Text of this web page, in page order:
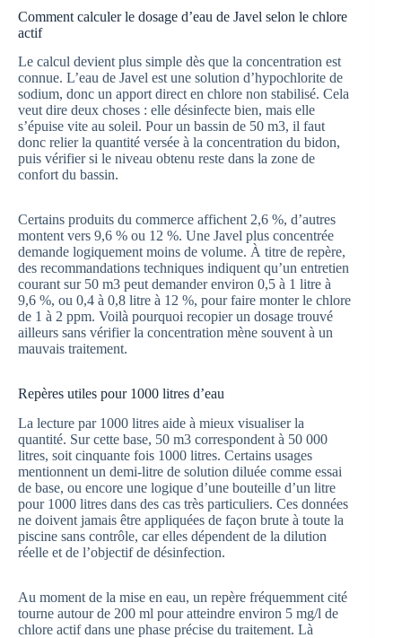
Comment calculer le dosage d’eau de Javel selon le chlore
actif
Le calcul devient plus simple dès que la concentration est
connue. L’eau de Javel est une solution d’hypochlorite de
sodium, donc un apport direct en chlore non stabilisé. Cela
veut dire deux choses : elle désinfecte bien, mais elle
s’épuise vite au soleil. Pour un bassin de 50 m3, il faut
donc relier la quantité versée à la concentration du bidon,
puis vérifier si le niveau obtenu reste dans la zone de
confort du bassin.
Certains produits du commerce affichent 2,6 %, d’autres
montent vers 9,6 % ou 12 %. Une Javel plus concentrée
demande logiquement moins de volume. À titre de repère,
des recommandations techniques indiquent qu’un entretien
courant sur 50 m3 peut demander environ 0,5 à 1 litre à
9,6 %, ou 0,4 à 0,8 litre à 12 %, pour faire monter le chlore
de 1 à 2 ppm. Voilà pourquoi recopier un dosage trouvé
ailleurs sans vérifier la concentration mène souvent à un
mauvais traitement.
Repères utiles pour 1000 litres d’eau
La lecture par 1000 litres aide à mieux visualiser la
quantité. Sur cette base, 50 m3 correspondent à 50 000
litres, soit cinquante fois 1000 litres. Certains usages
mentionnent un demi-litre de solution diluée comme essai
de base, ou encore une logique d’une bouteille d’un litre
pour 1000 litres dans des cas très particuliers. Ces données
ne doivent jamais être appliquées de façon brute à toute la
piscine sans contrôle, car elles dépendent de la dilution
réelle et de l’objectif de désinfection.
Au moment de la mise en eau, un repère fréquemment cité
tourne autour de 200 ml pour atteindre environ 5 mg/l de
chlore actif dans une phase précise du traitement. Là